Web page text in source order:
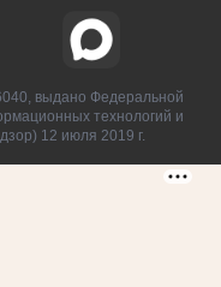
выдано Федеральной
технологий и
12 июля 2019 г.